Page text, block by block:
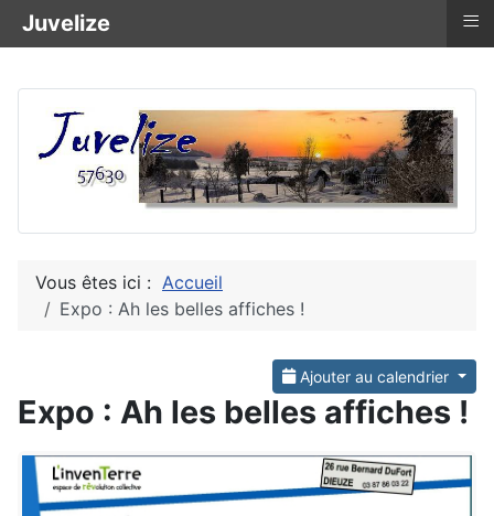
Vous êtes ici : Accueil
Expo : Ah les belles affiches !
Ajouter au calendrier
Expo : Ah les belles affiches !
Juvelize ≡